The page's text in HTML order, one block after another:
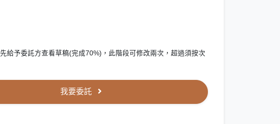
給予委託方查看草稿(完成70%)，此階段可修改兩次，超過須按次
我要委託